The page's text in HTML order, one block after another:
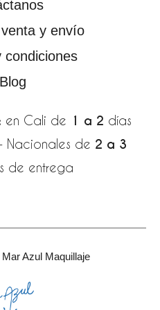
a
p
y envío
condiciones
Blog
en Cali de 1 a 2 días
Nacionales de 2 a 3
de entrega
Azul Maquillaje